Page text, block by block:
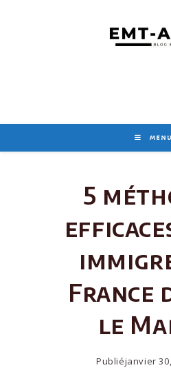
MENU
5
France
le
Publiéjanvier